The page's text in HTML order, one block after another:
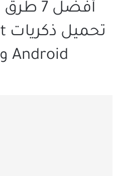
أفضل
Android و iPhone